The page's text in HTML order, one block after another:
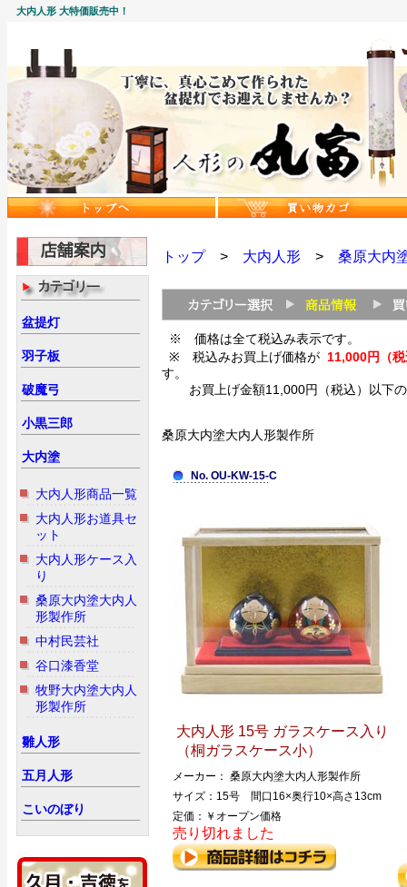
大内人形 大特価販売中！
盆提灯
羽子板
破魔弓
小黒三郎
大内塗
大内人形商品一覧
大内人形お道具セ
ット
大内人形ケース入
り
桑原大内塗大内人
形製作所
中村民芸社
谷口漆香堂
牧野大内塗大内人
形製作所
雛人形
五月人形
こいのぼり
トップ> 大内人形> 桑原大内
※ 価格は全て税込み表示です。
※ 税込みお買上げ価格が 11,000円（
す。
お買上げ金額11,000円（税込）以下
桑原大内塗大内人形製作所
No. OU-KW-15-C
大内人形 15号 ガラスケース入り
（桐ガラスケース小）
メーカー： 桑原大内塗大内人形製作所
サイズ：15号 間口16×奥行10×高さ13cm
定価：￥オープン価格
売り切れました